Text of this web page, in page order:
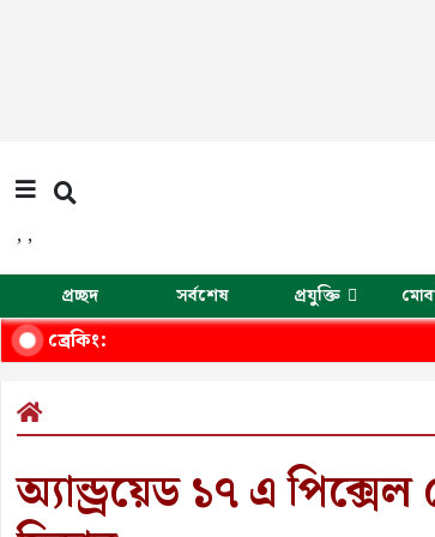
, ,
প্রচ্ছদ সর্বশেষ প্রযুক্তি
ব্রেকিং:
অ্যান্ড্রয়েড ১৭ এ